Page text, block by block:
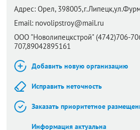
Адрес: Орел,
Email: novolipstroy@mail.ru
ООО "Новолипецкстрой" (4742)706-
707,89042895161
Добавить новую организацию
Исправить неточность
Заказать приоритетное
Информация актуальна